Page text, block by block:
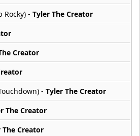
Rocky) - Tyler The Creator
Creator
- Tyler The Creator
The Creator
The Creator